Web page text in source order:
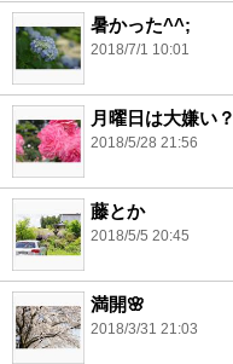
暑かった^^;
2018/7/1 10:01
月曜日は大嫌い？
2018/5/28 21:56
藤とか
2018/5/5 20:45
満開🌸
2018/3/31 21:03